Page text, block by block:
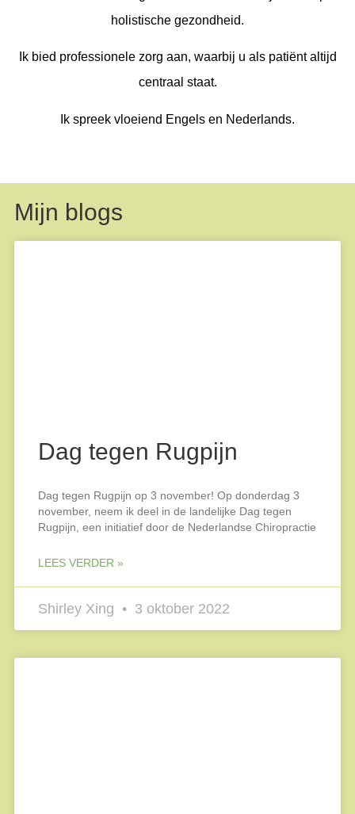
holistische gezondheid.
Ik bied professionele zorg aan, waarbij u als patiënt altijd
centraal staat.
Ik spreek vloeiend Engels en Nederlands.
Mijn blogs
Dag tegen Rugpijn
Dag tegen Rugpijn op 3 november! Op donderdag 3
november, neem ik deel in de landelijke Dag tegen
Rugpijn, een initiatief door de Nederlandse Chiropractie
LEES VERDER »
Shirley Xing 3 oktober 2022